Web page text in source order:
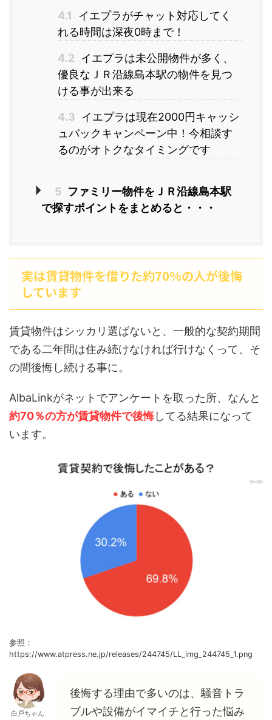
4.1
イエプラがチャット対応してく
れる時間は深夜0時まで！
4.2
イエプラは未公開物件が多く、
優良なＪＲ沿線島本駅の物件を見つ
ける事が出来る
4.3
イエプラは現在2000円キャッシ
ュバックキャンペーン中！今相談す
るのがオトクなタイミングです
5 ファミリー物件をＪＲ沿線島本駅
で探すポイントをまとめると・・・
実は賃貸物件を借りた約70％の人が後悔
しています
賃貸物件はシッカリ選ばないと、一般的な契約期間
である二年間は住み続けなければ行けなくって、そ
の間後悔し続ける事に。
AlbaLinkがネットでアンケートを取った所、なんと
約70％の方が賃貸物件で後悔してる結果になって
います。
参照：
https://www.atpress.ne.jp/releases/244745/LL_img_244745_1.png
白戸ちゃん
後悔する理由で多いのは、騒音トラ
ブルや設備がイマイチと行った悩み